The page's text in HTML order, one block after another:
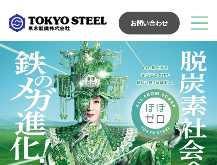
お問い合わせ
進化ポイント
ほぼゼロのしくみ
製品概要